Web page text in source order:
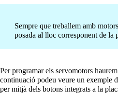
Sempre que treballem amb
posada al lloc corresponent de la
Per programar els servomotors
continuació podeu veure un exemple
per mitjà dels botons integrats a la